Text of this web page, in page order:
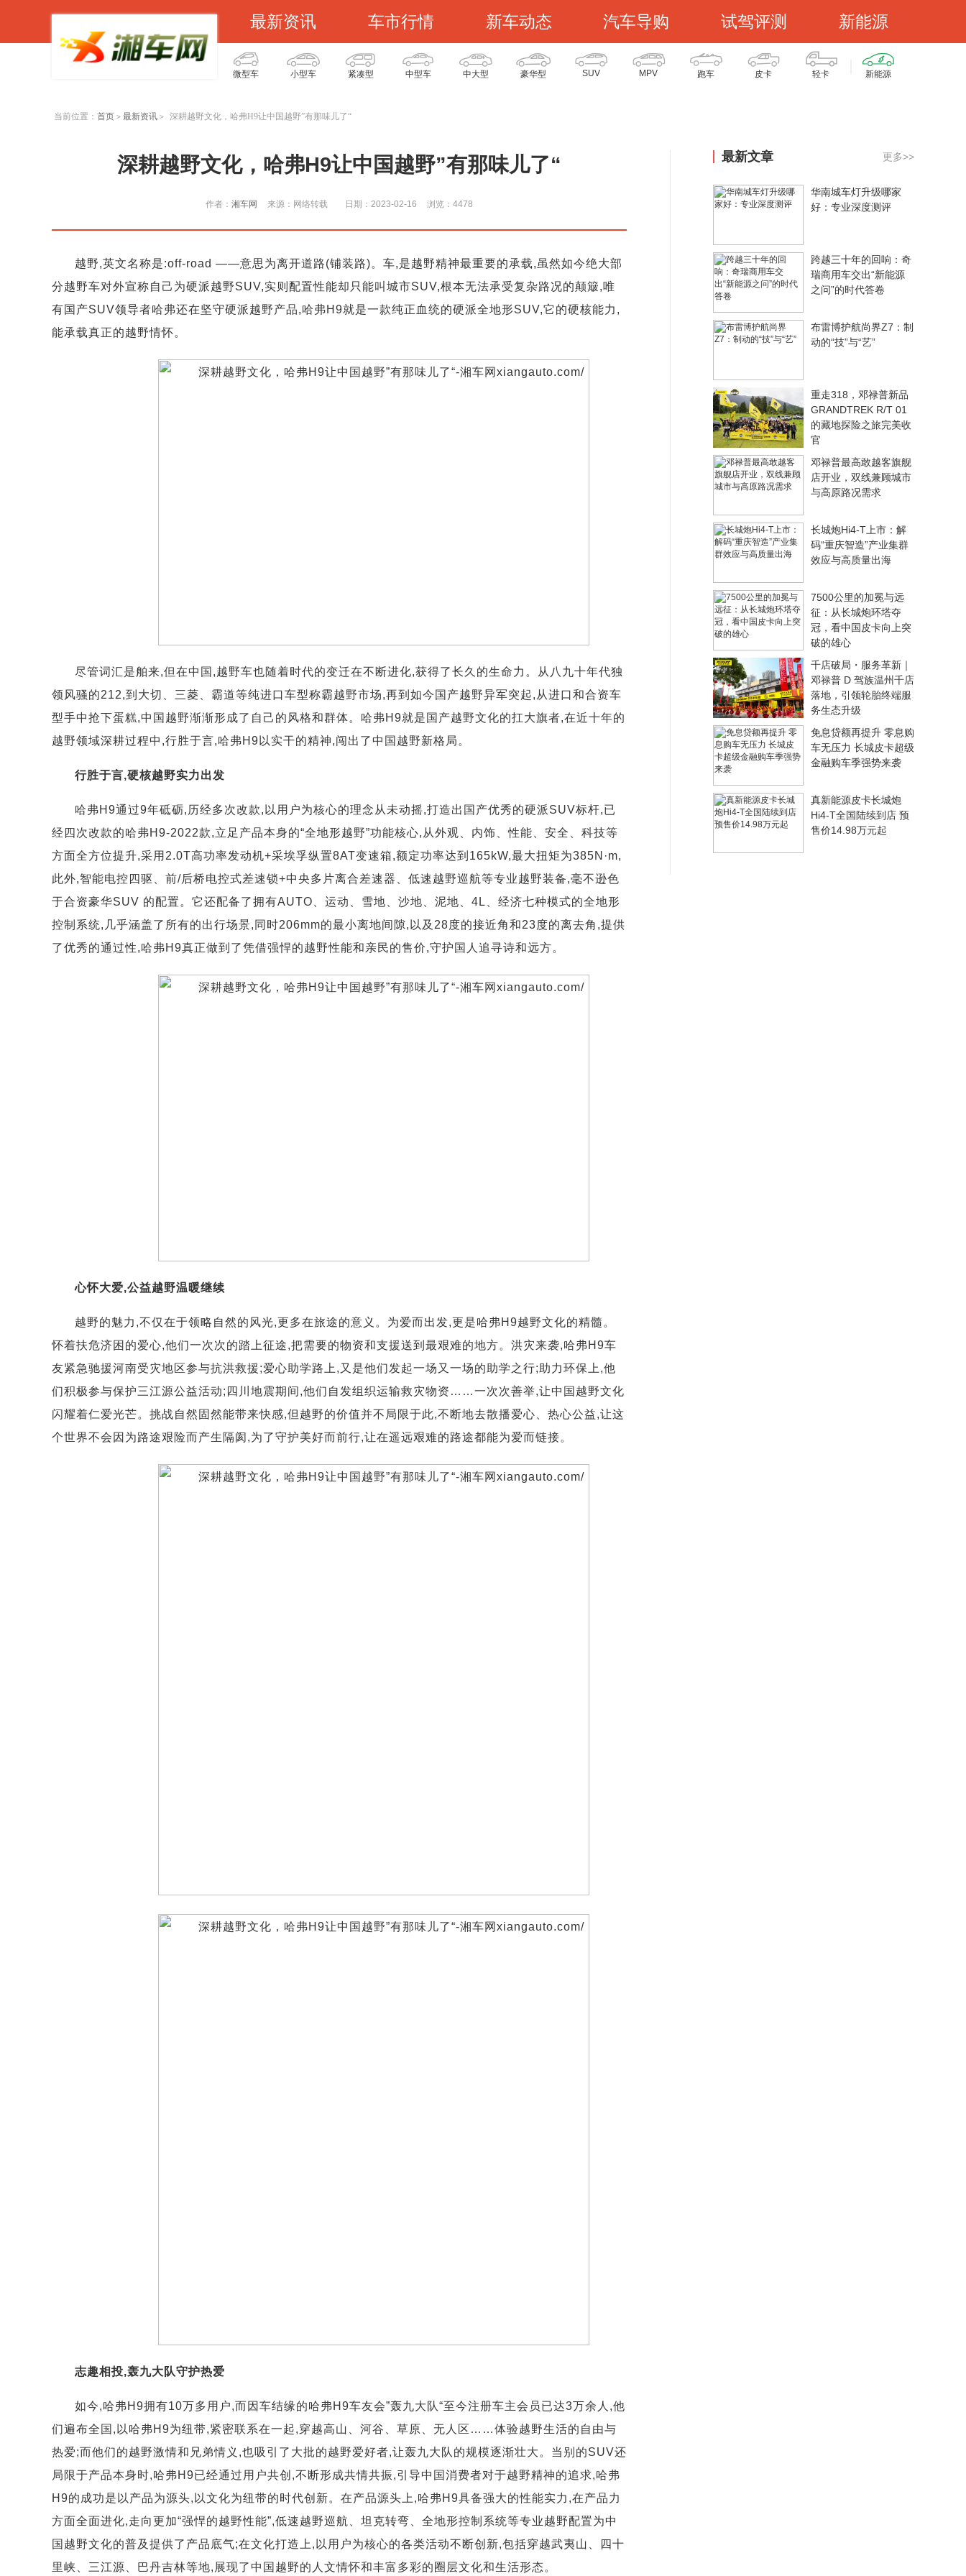
最新资讯 车市行情 新车动态 汽车导购 试驾评测 新能源
微型车 小型车 紧凑型 中型车 中大型 豪华型 SUV MPV 跑车 皮卡 轻卡 新能源
当前位置： 首页 > 最新资讯 > 深耕越野文化，哈弗H9让中国越野”有那味儿了“
深耕越野文化，哈弗H9让中国越野”有那味儿了“
作者： 湘车网 来源：网络转载 日期：2023-02-16 浏览：4478
越野,英文名称是:off-road ——意思为离开道路(铺装路)。车,是越野精神最重要的承载,虽然如今绝大部
分越野车对外宣称自己为硬派越野SUV,实则配置性能却只能叫城市SUV,根本无法承受复杂路况的颠簸,唯
有国产SUV领导者哈弗还在坚守硬派越野产品,哈弗H9就是一款纯正血统的硬派全地形SUV,它的硬核能力,
能承载真正的越野情怀。
尽管词汇是舶来,但在中国,越野车也随着时代的变迁在不断进化,获得了长久的生命力。从八九十年代独
领风骚的212,到大切、三菱、霸道等纯进口车型称霸越野市场,再到如今国产越野异军突起,从进口和合资车
型手中抢下蛋糕,中国越野渐渐形成了自己的风格和群体。哈弗H9就是国产越野文化的扛大旗者,在近十年的
越野领域深耕过程中,行胜于言,哈弗H9以实干的精神,闯出了中国越野新格局。
行胜于言,硬核越野实力出发
哈弗H9通过9年砥砺,历经多次改款,以用户为核心的理念从未动摇,打造出国产优秀的硬派SUV标杆,已
经四次改款的哈弗H9-2022款,立足产品本身的“全地形越野”功能核心,从外观、内饰、性能、安全、科技等
方面全方位提升,采用2.0T高功率发动机+采埃孚纵置8AT变速箱,额定功率达到165kW,最大扭矩为385N·m,
此外,智能电控四驱、前/后桥电控式差速锁+中央多片离合差速器、低速越野巡航等专业越野装备,毫不逊色
于合资豪华SUV 的配置。它还配备了拥有AUTO、运动、雪地、沙地、泥地、4L、经济七种模式的全地形
控制系统,几乎涵盖了所有的出行场景,同时206mm的最小离地间隙,以及28度的接近角和23度的离去角,提供
了优秀的通过性,哈弗H9真正做到了凭借强悍的越野性能和亲民的售价,守护国人追寻诗和远方。
心怀大爱,公益越野温暖继续
越野的魅力,不仅在于领略自然的风光,更多在旅途的意义。为爱而出发,更是哈弗H9越野文化的精髓。
怀着扶危济困的爱心,他们一次次的踏上征途,把需要的物资和支援送到最艰难的地方。洪灾来袭,哈弗H9车
友紧急驰援河南受灾地区参与抗洪救援;爱心助学路上,又是他们发起一场又一场的助学之行;助力环保上,他
们积极参与保护三江源公益活动;四川地震期间,他们自发组织运输救灾物资……一次次善举,让中国越野文化
闪耀着仁爱光芒。挑战自然固然能带来快感,但越野的价值并不局限于此,不断地去散播爱心、热心公益,让这
个世界不会因为路途艰险而产生隔阂,为了守护美好而前行,让在遥远艰难的路途都能为爱而链接。
志趣相投,轰九大队守护热爱
如今,哈弗H9拥有10万多用户,而因车结缘的哈弗H9车友会”轰九大队“至今注册车主会员已达3万余人,他
们遍布全国,以哈弗H9为纽带,紧密联系在一起,穿越高山、河谷、草原、无人区……体验越野生活的自由与
热爱;而他们的越野激情和兄弟情义,也吸引了大批的越野爱好者,让轰九大队的规模逐渐壮大。当别的SUV还
局限于产品本身时,哈弗H9已经通过用户共创,不断形成共情共振,引导中国消费者对于越野精神的追求,哈弗
H9的成功是以产品为源头,以文化为纽带的时代创新。在产品源头上,哈弗H9具备强大的性能实力,在产品力
方面全面进化,走向更加“强悍的越野性能”,低速越野巡航、坦克转弯、全地形控制系统等专业越野配置为中
国越野文化的普及提供了产品底气;在文化打造上,以用户为核心的各类活动不断创新,包括穿越武夷山、四十
里峡、三江源、巴丹吉林等地,展现了中国越野的人文情怀和丰富多彩的圈层文化和生活形态。
最新文章 更多>>
华南城车灯升级哪家
好：专业深度测评
跨越三十年的回响：奇
瑞商用车交出“新能源
之问”的时代答卷
布雷博护航尚界Z7：制
动的“技”与“艺”
重走318，邓禄普新品
GRANDTREK R/T 01
的藏地探险之旅完美收
官
邓禄普最高敢越客旗舰
店开业，双线兼顾城市
与高原路况需求
长城炮Hi4-T上市：解
码“重庆智造”产业集群
效应与高质量出海
7500公里的加冕与远
征：从长城炮环塔夺
冠，看中国皮卡向上突
破的雄心
千店破局・服务革新｜
邓禄普 D 驾族温州千店
落地，引领轮胎终端服
务生态升级
免息贷额再提升 零息购
车无压力 长城皮卡超级
金融购车季强势来袭
真新能源皮卡长城炮
Hi4-T全国陆续到店 预
售价14.98万元起